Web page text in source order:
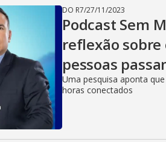
DO R7/27/11/2023
Podcast Sem
reflexão
pessoas
Uma pesquisa aponta
horas conectados